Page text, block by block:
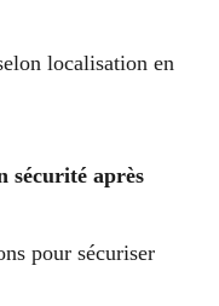
localisation en
sécurité après
pour sécuriser